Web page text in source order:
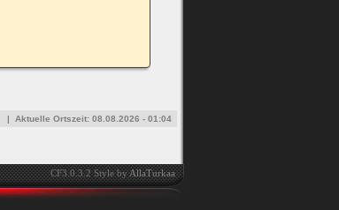
| Aktuelle Ortszeit: 08.08.2026 - 01:04
CF3.0.3.2 Style byAllaTurkaa